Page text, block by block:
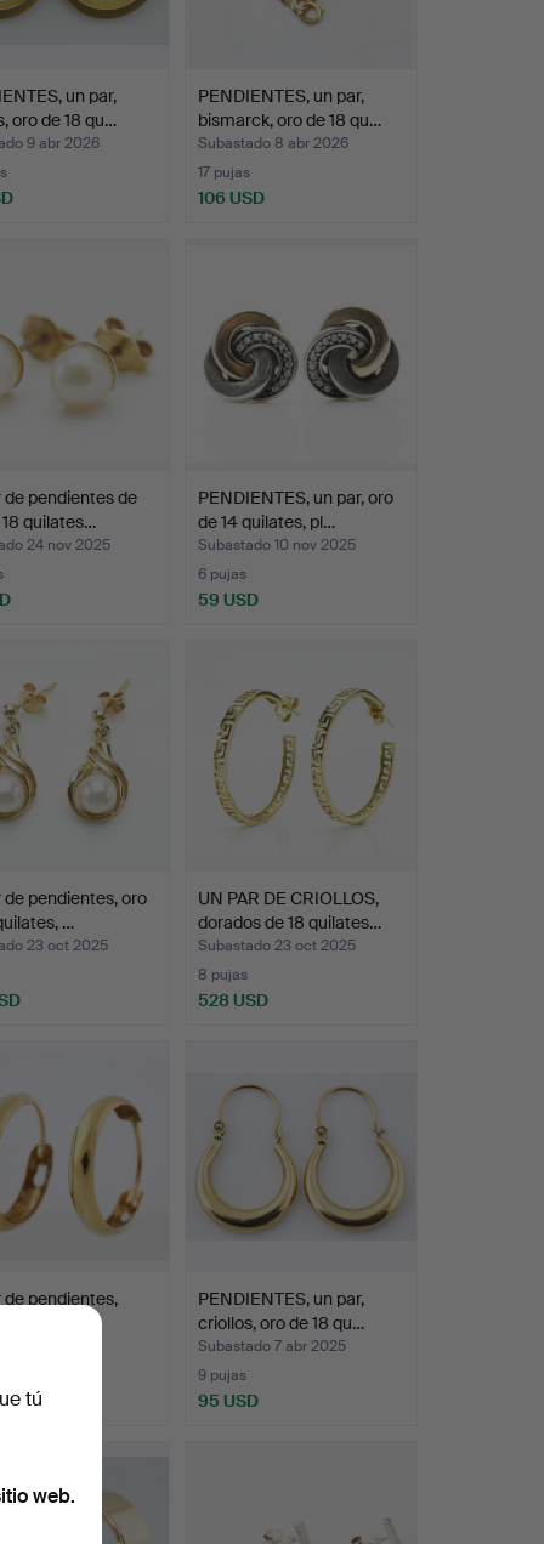
un par,
oro de 18 qu…
9 abr 2026
PENDIENTES, un par,
bismarck, oro de 18 qu…
Subastado 8 abr 2026
17 pujas
106 USD
de pendientes de
quilates…
24 nov 2025
PENDIENTES, un par, oro
de 14 quilates, pl…
Subastado 10 nov 2025
6 pujas
59 USD
de pendientes, oro
…
23 oct 2025
UN PAR DE CRIOLLOS,
dorados de 18 quilates…
Subastado 23 oct 2025
8 pujas
528 USD
de pendientes,
PENDIENTES, un par,
criollos, oro de 18 qu…
Subastado 7 abr 2025
9 pujas
95 USD
tú
web.